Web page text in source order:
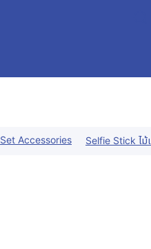
Set Accessories Selfie Stick ไม้